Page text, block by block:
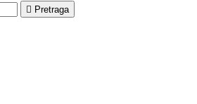
 Pretraga